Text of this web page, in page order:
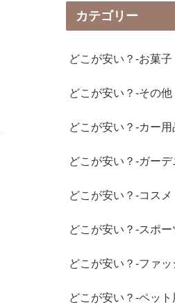
カテゴリー
どこが安い？-お菓
どこが安い？-その他
どこが安い？-カー
どこが安い？-ガー
どこが安い？-コス
どこが安い？-スポー
どこが安い？-ファ
どこが安い？-ペット